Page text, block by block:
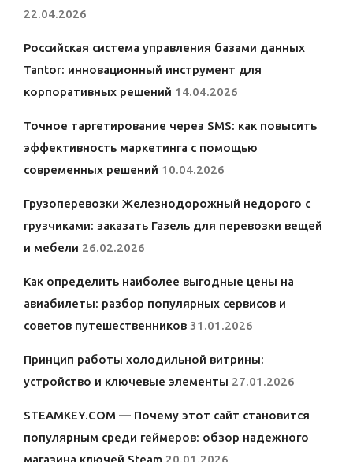
22.04.2026
Российская система управления базами данных
Tantor: инновационный инструмент для
корпоративных решений 14.04.2026
Точное таргетирование через SMS: как повысить
эффективность маркетинга с помощью
современных решений 10.04.2026
Грузоперевозки Железнодорожный недорого с
грузчиками: заказать Газель для перевозки вещей
и мебели 26.02.2026
Как определить наиболее выгодные цены на
авиабилеты: разбор популярных сервисов и
советов путешественников 31.01.2026
Принцип работы холодильной витрины:
устройство и ключевые элементы 27.01.2026
STEAMKEY.COM — Почему этот сайт становится
популярным среди геймеров: обзор надежного
магазина ключей Steam 20.01.2026